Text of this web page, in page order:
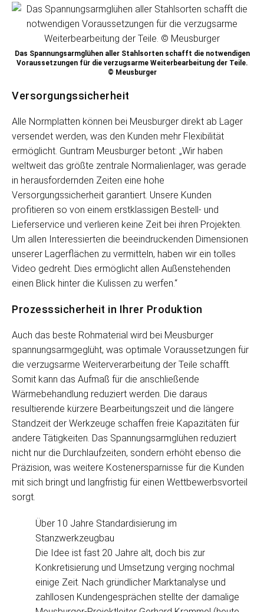
Das Spannungsarmglühen aller Stahlsorten schafft die notwendigen
Voraussetzungen für die verzugsarme Weiterbearbeitung der Teile.
© Meusburger
Versorgungssicherheit
Alle Normplatten können bei Meusburger direkt ab Lager
versendet werden, was den Kunden mehr Flexibilität
ermöglicht. Guntram Meusburger betont: „Wir haben
weltweit das größte zentrale Normalienlager, was gerade
in herausfordernden Zeiten eine hohe
Versorgungssicherheit garantiert. Unsere Kunden
profitieren so von einem erstklassigen Bestell- und
Lieferservice und verlieren keine Zeit bei ihren Projekten.
Um allen Interessierten die beeindruckenden Dimensionen
unserer Lagerflächen zu vermitteln, haben wir ein tolles
Video gedreht. Dies ermöglicht allen Außenstehenden
einen Blick hinter die Kulissen zu werfen.“
Prozesssicherheit in Ihrer Produktion
Auch das beste Rohmaterial wird bei Meusburger
spannungsarmgeglüht, was optimale Voraussetzungen für
die verzugsarme Weiterverarbeitung der Teile schafft.
Somit kann das Aufmaß für die anschließende
Wärmebehandlung reduziert werden. Die daraus
resultierende kürzere Bearbeitungszeit und die längere
Standzeit der Werkzeuge schaffen freie Kapazitäten für
andere Tätigkeiten. Das Spannungsarmglühen reduziert
nicht nur die Durchlaufzeiten, sondern erhöht ebenso die
Präzision, was weitere Kostenersparnisse für die Kunden
mit sich bringt und langfristig für einen Wettbewerbsvorteil
sorgt.
Über 10 Jahre Standardisierung im
Stanzwerkzeugbau
Die Idee ist fast 20 Jahre alt, doch bis zur
Konkretisierung und Umsetzung verging nochmal
einige Zeit. Nach gründlicher Marktanalyse und
zahllosen Kundengesprächen stellte der damalige